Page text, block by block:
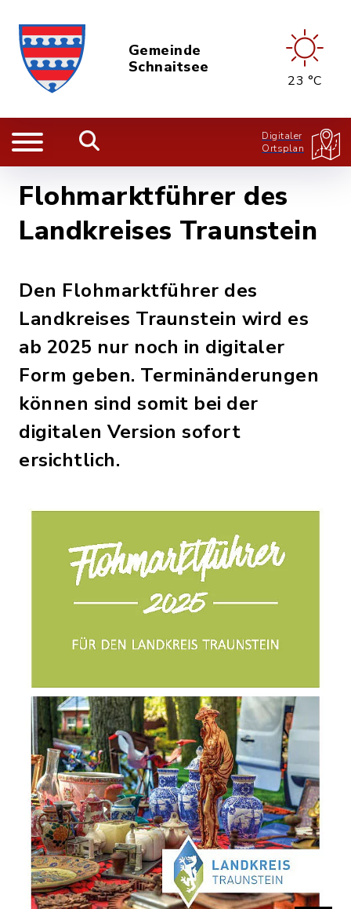
Gemeinde
Schnaitsee
23 °C
Digitaler
Ortsplan
Flohmarktführer des
Landkreises Traunstein
Den Flohmarktführer des
Landkreises Traunstein wird es
ab 2025 nur noch in digitaler
Form geben. Terminänderungen
können sind somit bei der
digitalen Version sofort
ersichtlich.